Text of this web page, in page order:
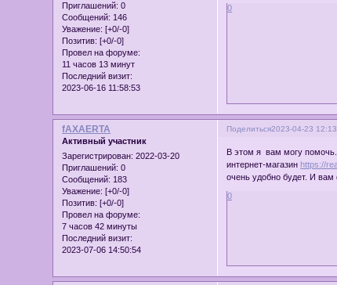
Приглашений: 0
Сообщений: 146
Уважение: [+0/-0]
Позитив: [+0/-0]
Провел на форуме:
11 часов 13 минут
Последний визит:
2023-06-16 11:58:53
0
Поделиться2023-04-23
fAXAERTA
Активный участник
Зарегистрирован: 2022-03-20
Приглашений: 0
Сообщений: 183
Уважение: [+0/-0]
Позитив: [+0/-0]
Провел на форуме:
7 часов 42 минуты
Последний визит:
2023-07-06 14:50:54
В этом я вам могу помочь.
интернет-магазинhttps://
очень удобно будет. И вам
0